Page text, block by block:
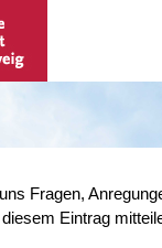
Fragen,
Eintrag